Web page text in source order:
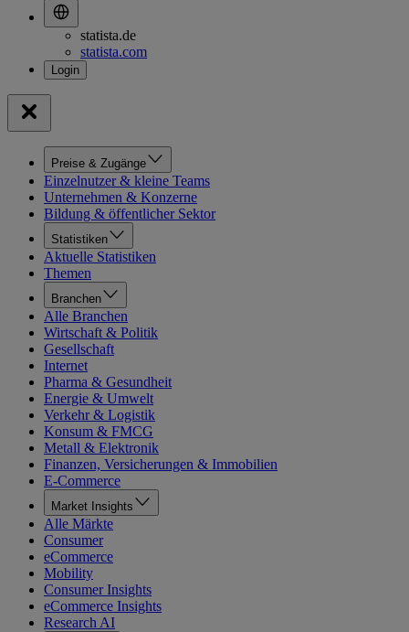
statista.de
statista.com
Preise & Zugänge
Einzelnutzer & kleine Teams
Unternehmen & Konzerne
Bildung & öffentlicher Sektor
Statistiken
Aktuelle Statistiken
Themen
Branchen
Alle Branchen
Wirtschaft & Politik
Gesellschaft
Internet
Pharma & Gesundheit
Energie & Umwelt
Verkehr & Logistik
Konsum & FMCG
Metall & Elektronik
Finanzen, Versicherungen & Immobilien
E-Commerce
Market Insights
Alle Märkte
Consumer
eCommerce
Mobility
Consumer Insights
eCommerce Insights
Research AI